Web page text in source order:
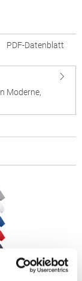
PDF-Datenblatt
Moderne,